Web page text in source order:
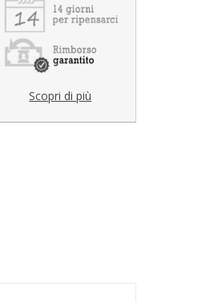
Scopri di più